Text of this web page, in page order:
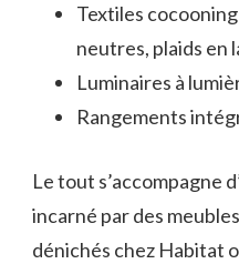
Textiles
neutres, plaids en
Luminaires à
Rangements
Le tout s’accompagne
incarné par des
dénichés chez Habitat